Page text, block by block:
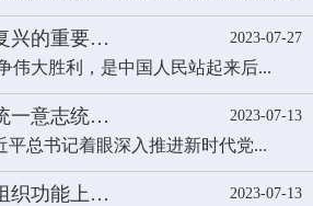
兴的重要… 2023-07-27
伟大胜利，是中国人民站起来后...
一意志统… 2023-07-13
平总书记着眼深入推进新时代党...
织功能上… 2023-07-13